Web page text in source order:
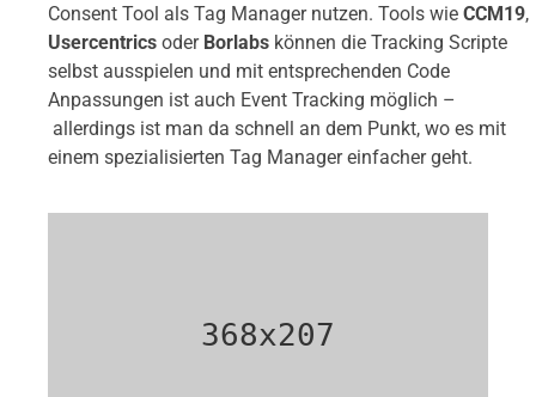
Consent Tool als Tag Manager nutzen. Tools wie CCM19,
Usercentrics oder Borlabs können die Tracking Scripte
selbst ausspielen und mit entsprechenden Code
Anpassungen ist auch Event Tracking möglich –
allerdings ist man da schnell an dem Punkt, wo es mit
einem spezialisierten Tag Manager einfacher geht.